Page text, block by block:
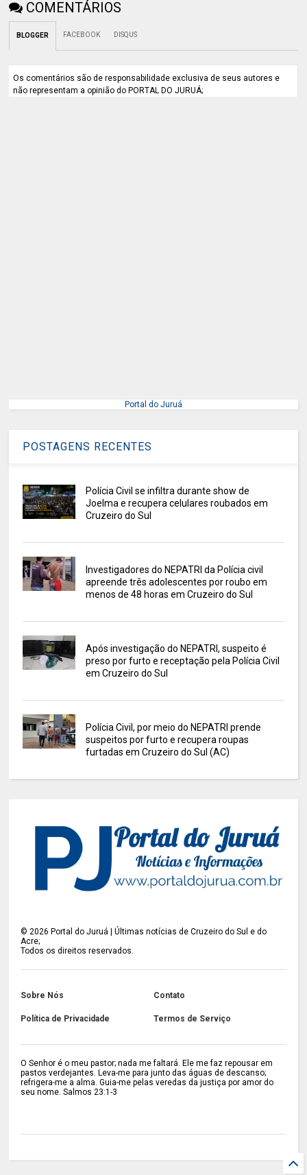
COMENTÁRIOS
BLOGGER FACEBOOK DISQUS
Os comentários são de responsabilidade exclusiva de seus autores e
não representam a opinião do PORTAL DO JURUÁ;
Portal do Juruá
POSTAGENS RECENTES
Polícia Civil se infiltra durante show de
Joelma e recupera celulares roubados em
Cruzeiro do Sul
Investigadores do NEPATRI da Polícia civil
apreende três adolescentes por roubo em
menos de 48 horas em Cruzeiro do Sul
Após investigação do NEPATRI, suspeito é
preso por furto e receptação pela Polícia Civil
em Cruzeiro do Sul
Polícia Civil, por meio do NEPATRI prende
suspeitos por furto e recupera roupas
furtadas em Cruzeiro do Sul (AC)
©2026 Portal do Juruá | Últimas notícias de Cruzeiro do Sul e do
Acre;
Todos os direitos reservados.
Sobre Nós Contato
Política de Privacidade Termos de Serviço
O Senhor é o meu pastor; nada me faltará. Ele me faz repousar em
pastos verdejantes. Leva-me para junto das águas de descanso;
refrigera-me a alma. Guia-me pelas veredas da justiça por amor do
seu nome. Salmos 23:1-3